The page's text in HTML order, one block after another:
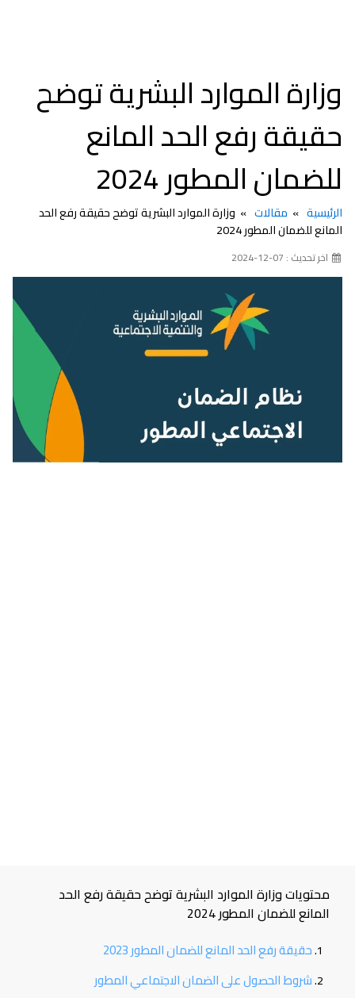
وزارة الموارد البشرية توضح
حقيقة رفع الحد المانع
للضمان المطور 2024
الرئيسية مقالات
وزارة الموارد البشرية توضح حقيقة رفع الحد
المانع للضمان المطور 2024
اخر تحديث : 07-12-2024
محتويات وزارة الموارد البشرية توضح حقيقة رفع الحد
المانع للضمان المطور 2024
حقيقة رفع الحد المانع للضمان المطور 2023
شروط الحصول على الضمان الاجتماعي المطور